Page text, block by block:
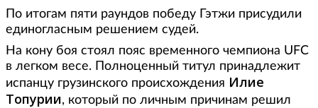
По итогам пяти раундов победу Гэтжи присудили
единогласным решением судей.
На кону боя стоял пояс временного чемпиона UFC
в легком весе. Полноценный титул принадлежит
испанцу грузинского происхождения Илие
Топурии, который по личным причинам решил